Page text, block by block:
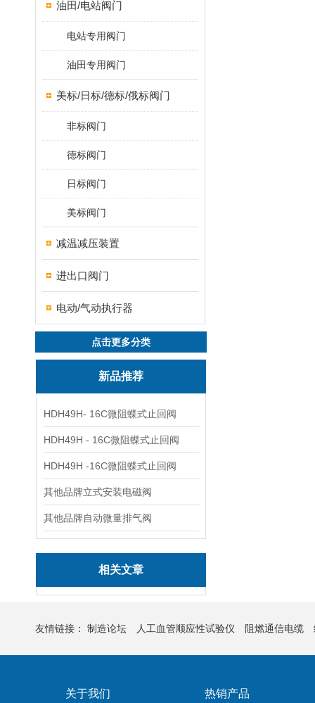
油田/电站阀门
电站专用阀门
油田专用阀门
美标/日标/德标/俄标阀门
非标阀门
德标阀门
日标阀门
美标阀门
减温减压装置
进出口阀门
电动/气动执行器
点击更多分类
新品推荐
HDH49H- 16C微阻蝶式止回阀
HDH49H - 16C微阻蝶式止回阀
HDH49H -16C微阻蝶式止回阀
其他品牌立式安装电磁阀
其他品牌自动微量排气阀
相关文章
友情链接： 制造论坛 人工血管顺应性试验仪 阻燃通信电缆
关于我们 热销产品